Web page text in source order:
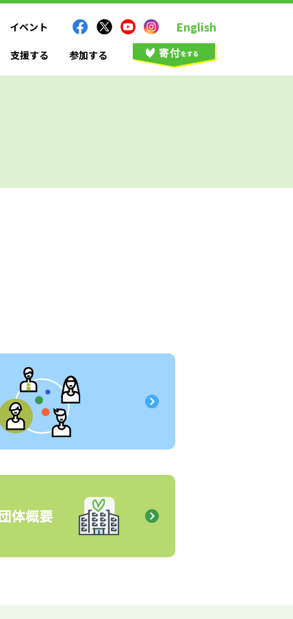
支援する 参加する
イベント English